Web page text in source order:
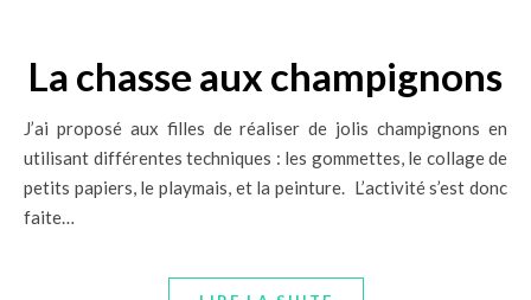
La chasse aux champignons
J’ai proposé aux filles de réaliser de jolis champignons en
utilisant différentes techniques : les gommettes, le collage de
petits papiers, le playmais, et la peinture. L’activité s’est donc
faite…